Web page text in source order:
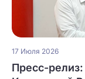
17 Июля 2026
Пресс-